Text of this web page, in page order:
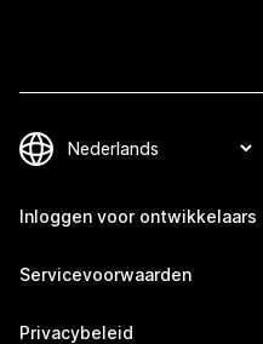
Inloggen voor ontwikkelaars
Servicevoorwaarden
Privacybeleid